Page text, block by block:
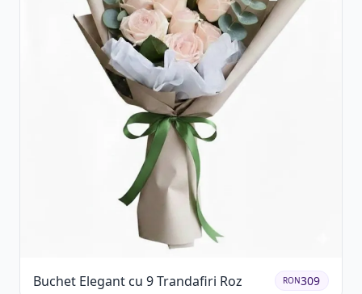
Buchet Elegant cu 9 Trandafiri Roz RON309